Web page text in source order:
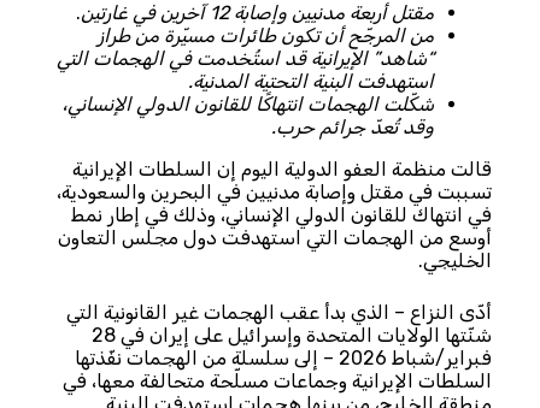
مقتل أربعة مدنيين وإصابة 12 آخرين في غارتين
.
من المرجّح أن تكون طائرات مسيّرة من طراز
“شاهد” الإيرانية قد استُخدمت في الهجمات التي
استهدفت البنية التحتية المدنية.
شكّلت الهجمات انتهاكًا للقانون الدولي الإنساني،
وقد تُعدّ جرائم حرب.
قالت منظمة العفو الدولية اليوم إن السلطات الإيرانية
تسببت في مقتل وإصابة مدنيين في البحرين والسعودية،
في انتهاك للقانون الدولي الإنساني، وذلك في إطار نمط
أوسع من الهجمات التي استهدفت دول مجلس التعاون
الخليجي.
أدّى النزاع – الذي بدأ عقب الهجمات غير القانونية التي
شنّتها الولايات المتحدة وإسرائيل على إيران في 28
فبراير/شباط 2026 – إلى سلسلة من الهجمات نفّذتها
السلطات الإيرانية وجماعات مسلّحة متحالفة معها، في